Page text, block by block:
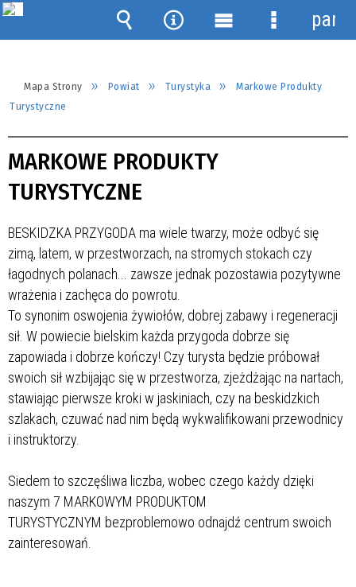
Mapa Strony Powiat Turystyka
Markowe Produkty
Turystyczne
MARKOWE PRODUKTY
TURYSTYCZNE
BESKIDZKA PRZYGODA ma wiele twarzy, może odbyć się
zimą, latem, w przestworzach, na stromych stokach czy
łagodnych polanach... zawsze jednak pozostawia pozytywne
wrażenia i zachęca do powrotu.
To synonim oswojenia żywiołów, dobrej zabawy i regeneracji
sił. W powiecie bielskim każda przygoda dobrze się
zapowiada i dobrze kończy! Czy turysta będzie próbował
swoich sił wzbijając się w przestworza, zjeżdżając na nartach,
stawiając pierwsze kroki w jaskiniach, czy na beskidzkich
szlakach, czuwać nad nim będą wykwalifikowani przewodnicy
i instruktorzy.
Siedem to szczęśliwa liczba, wobec czego każdy dzięki
naszym 7 MARKOWYM PRODUKTOM
TURYSTYCZNYM bezproblemowo odnajdź centrum swoich
zainteresowań.
Wyszukiwarka
Narzędzia
Menu Menu
panel